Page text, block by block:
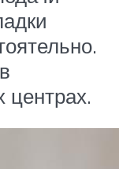
центрах.